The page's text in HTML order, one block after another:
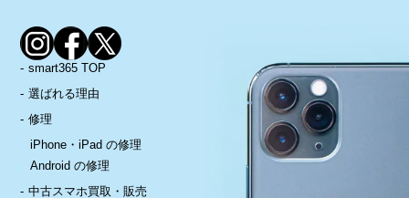
smart365 TOP
選ばれる理由
修理
iPhone・iPad の修理
Android の修理
中古スマホ買取・販売